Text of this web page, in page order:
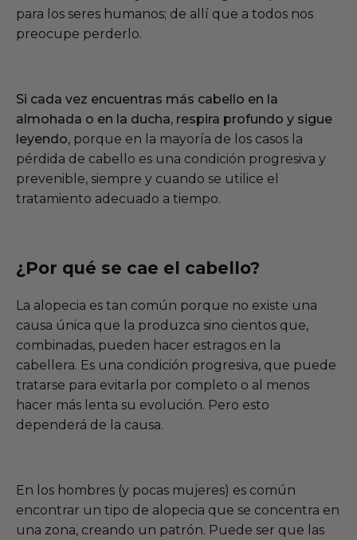
para los seres humanos; de allí que a todos nos
preocupe perderlo.
Si cada vez encuentras más cabello en la
almohada o en la ducha, respira profundo y sigue
leyendo, porque en la mayoría de los casos la
pérdida de cabello es una condición progresiva y
prevenible, siempre y cuando se utilice el
tratamiento adecuado a tiempo.
¿Por qué se cae el cabello?
La alopecia es tan común porque no existe una
causa única que la produzca sino cientos que,
combinadas, pueden hacer estragos en la
cabellera. Es una condición progresiva, que puede
tratarse para evitarla por completo o al menos
hacer más lenta su evolución. Pero esto
dependerá de la causa.
En los hombres (y pocas mujeres) es común
encontrar un tipo de alopecia que se concentra en
una zona, creando un patrón. Puede ser que las